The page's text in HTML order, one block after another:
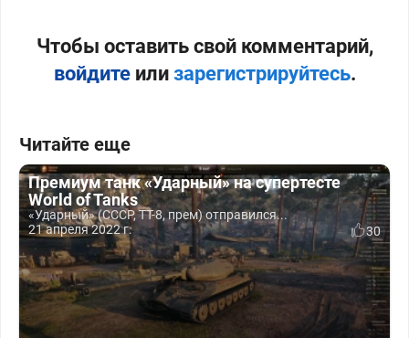
Чтобы оставить свой комментарий,
войдитеили зарегистрируйтесь.
Читайте еще
Премиум танк «Ударный» на супертесте
World of Tanks
«Ударный» (СССР, ТТ-8, прем) отправился...
21 апреля 2022 г.
30